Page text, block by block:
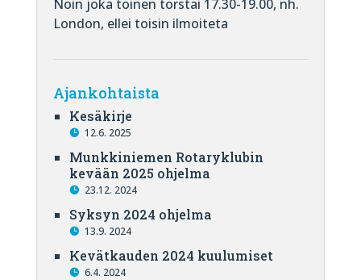
Noin joka toinen torstai 17.30-19.00, nh.
London, ellei toisin ilmoiteta
Ajankohtaista
Kesäkirje
12.6. 2025
Munkkiniemen Rotaryklubin
kevään 2025 ohjelma
23.12. 2024
Syksyn 2024 ohjelma
13.9. 2024
Kevätkauden 2024 kuulumiset
6.4. 2024